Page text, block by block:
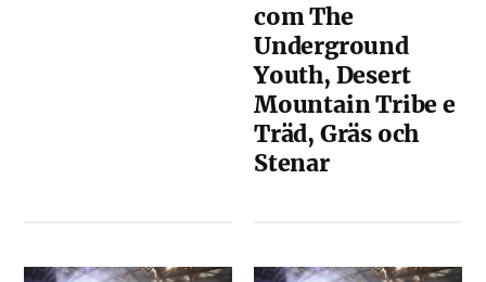
com The
Underground
Youth, Desert
Mountain Tribe e
Träd, Gräs och
Stenar